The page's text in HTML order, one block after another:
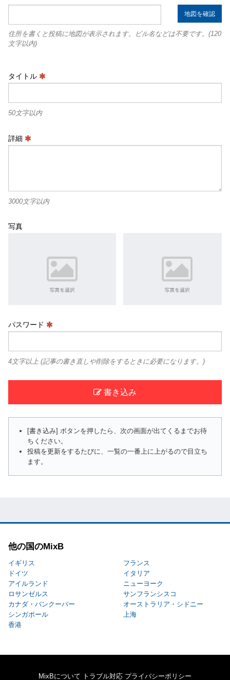
地図を確認
住所を書くと投稿に地図が表示されます。ビル名などは不要です。(120
文字以内)
タイトル
50文字以内
詳細
3000文字以内
写真
パスワード
4文字以上 (記事の書き直しや削除をするときに必要になります。)
書き込み
[書き込み] ボタンを押したら、次の画面が出てくるまでお待
ちください。
投稿を更新をするたびに、一覧の一番上に上がるので目立ち
ます。
他の国のMixB
イギリス
フランス
ドイツ
イタリア
アイルランド
ニューヨーク
ロサンゼルス
サンフランシスコ
カナダ・バンクーバー
オーストラリア・シドニー
シンガポール
上海
香港
MixBについて トラブル対応 プライバシーポリシー